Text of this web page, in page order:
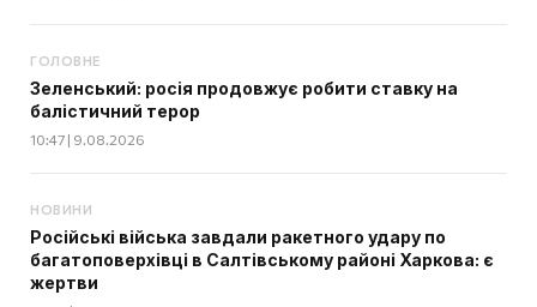
ГОЛОВНЕ
Зеленський: росія продовжує робити ставку на
балістичний терор
10:47 | 9.08.2026
НОВИНИ
Російські війська завдали ракетного удару по
багатоповерхівці в Салтівському районі Харкова: є
жертви